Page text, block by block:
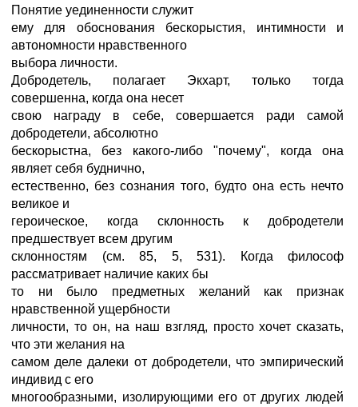
Понятие уединенности служит
ему для обоснования бескорыстия, интимности и
автономности нравственного
выбора личности.
Добродетель, полагает Экхарт, только тогда
совершенна, когда она несет
свою награду в себе, совершается ради самой
добродетели, абсолютно
бескорыстна, без какого-либо "почему", когда она
являет себя буднично,
естественно, без сознания того, будто она есть нечто
великое и
героическое, когда склонность к добродетели
предшествует всем другим
склонностям (см. 85, 5, 531). Когда философ
рассматривает наличие каких бы
то ни было предметных желаний как признак
нравственной ущербности
личности, то он, на наш взгляд, просто хочет сказать,
что эти желания на
самом деле далеки от добродетели, что эмпирический
индивид с его
многообразными, изолирующими его от других людей